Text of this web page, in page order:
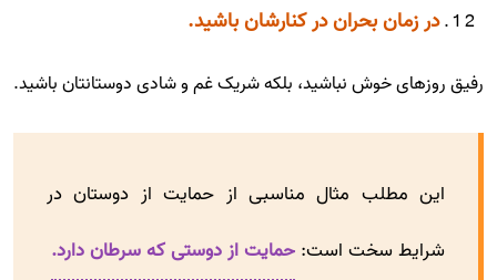
در زمان بحران در کنارشان باشید.
رفیق روزهای خوش نباشید، بلکه شریک غم و شادی دوستانتان باشید.
این مطلب مثال مناسبی از حمایت از دوستان در
شرایط سخت است: حمایت از دوستی که سرطان دارد.